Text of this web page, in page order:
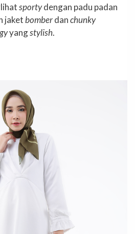
sportydengan padu padan
jaketbomberdanchunky
yangstylish.